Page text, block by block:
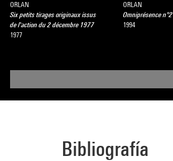
ORLAN
Six petits tirages originaux issus
de l'action du 2 décembre 1977
1977
ORLAN
Omniprésence n°2
1994
Bibliografía